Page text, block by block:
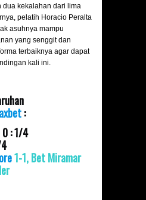
dua kekalahan dari lima
pelatih Horacio Peralta
asuhnya mampu
yang senggit dan
terbaiknya agar dapat
kali ini.
:
0 : 1/4
1-1, Bet Miramar